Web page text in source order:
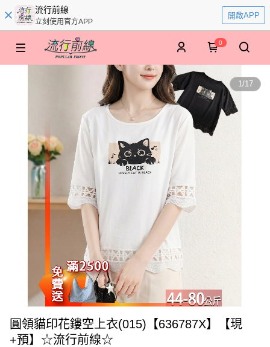
流行前線
立刻使用官方APP
開啟APP
0
1/17
圓領貓印花鏤空上衣(015)【636787X】【現
+預】☆流行前線☆